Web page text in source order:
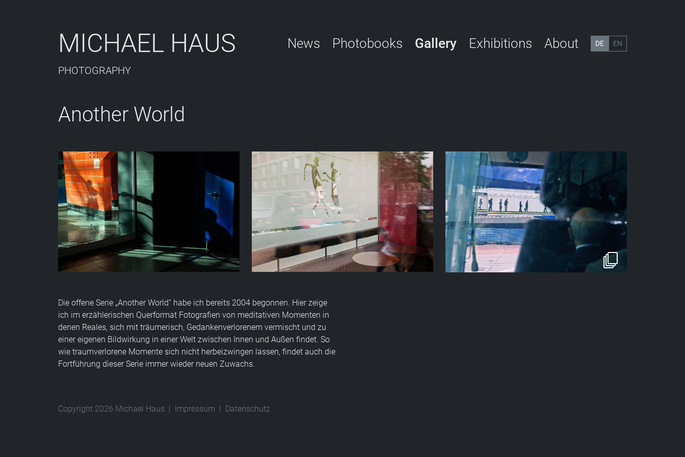
MICHAEL HAUS
PHOTOGRAPHY
News Photobooks Gallery Exhibitions About DE EN
Another World
Die offene Serie „Another World“ habe ich bereits 2004 begonnen. Hier zeige
ich im erzählerischen Querformat Fotografien von meditativen Momenten in
denen Reales, sich mit träumerisch, Gedankenverlorenem vermischt und zu
einer eigenen Bildwirkung in einer Welt zwischen Innen und Außen findet. So
wie traumverlorene Momente sich nicht herbeizwingen lassen, findet auch die
Fortführung dieser Serie immer wieder neuen Zuwachs.
Copyright 2026 Michael Haus | Impressum | Datenschutz